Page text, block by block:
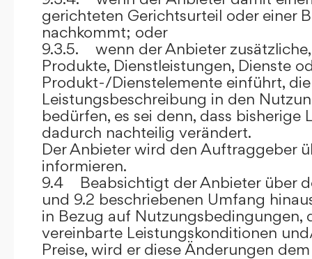
gerichteten Gerichtsurteil oder einer
nachkommt; oder
9.3.5. wenn der Anbieter
Produkte, Dienstleistungen, Dienste
Produkt-/Dienstelemente einführt,
Leistungsbeschreibung in den
bedürfen, es sei denn, dass bisherige
dadurch nachteilig verändert.
Der Anbieter wird den Auftraggeber
informieren.
9.4 Beabsichtigt der Anbieter über
und 9.2 beschriebenen Umfang
in Bezug auf Nutzungsbedingungen,
vereinbarte Leistungskonditionen
Preise, wird er diese Änderungen